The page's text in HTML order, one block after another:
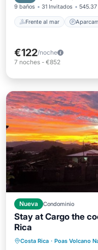
9 baños 31 Invitados 545.37
Frente al mar
€122/noche
7 noches - €852
Nueva Condominio
Stay at Cargo the
Rica
Costa Rica · Poas Volcano
Internet
Zona para